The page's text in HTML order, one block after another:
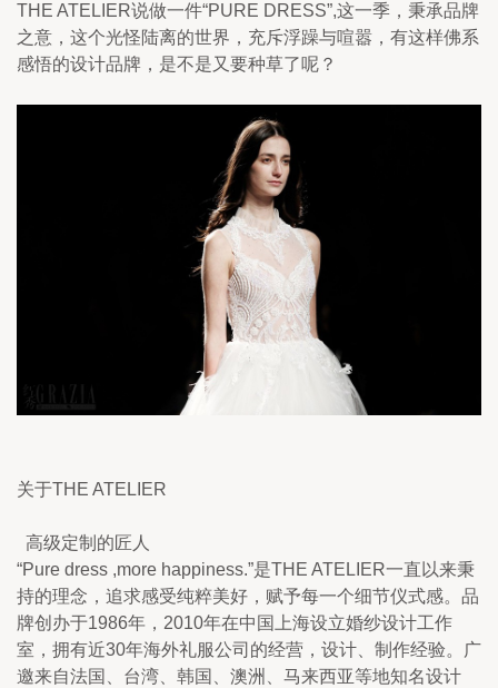
THE ATELIER说做一件“PURE DRESS”,这一季，秉承品牌
之意，这个光怪陆离的世界，充斥浮躁与喧嚣，有这样佛系
感悟的设计品牌，是不是又要种草了呢？
关于THE ATELIER
高级定制的匠人
“Pure dress ,more happiness.”是THE ATELIER一直以来秉
持的理念，追求感受纯粹美好，赋予每一个细节仪式感。品
牌创办于1986年，2010年在中国上海设立婚纱设计工作
室，拥有近30年海外礼服公司的经营，设计、制作经验。广
邀来自法国、台湾、韩国、澳洲、马来西亚等地知名设计